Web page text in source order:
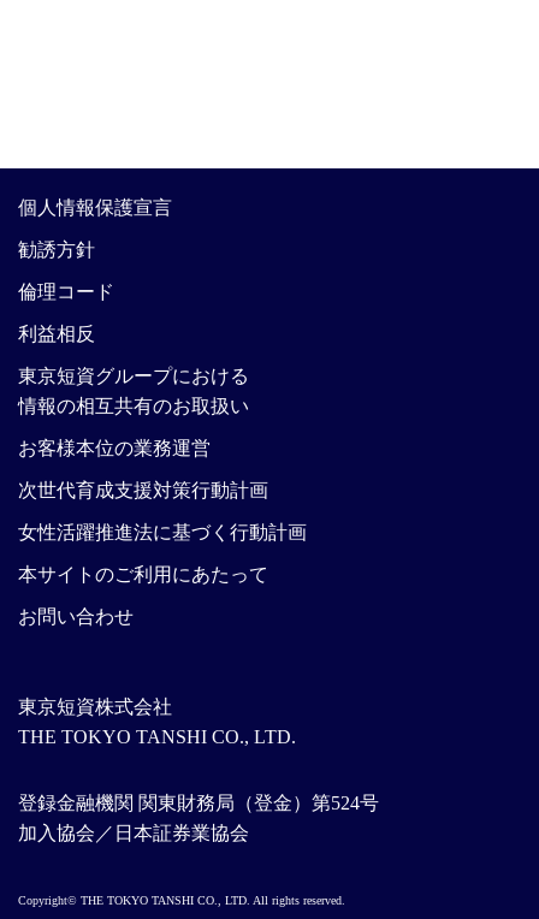
東京短資株式会社
THE TOKYO TANSHI CO., LTD.
登録金融機関 関東財務局（登金）第524号
加入協会／日本証券業協会
個人情報保護宣言
勧誘方針
倫理コード
利益相反
東京短資グループにおける
情報の相互共有のお取扱い
お客様本位の業務運営
次世代育成支援対策行動計画
女性活躍推進法に基づく行動計画
本サイトのご利用にあたって
お問い合わせ
Copyright© THE TOKYO TANSHI CO., LTD. All rights reserved.